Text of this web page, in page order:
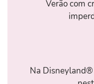
Verão com
Na Disneyland®